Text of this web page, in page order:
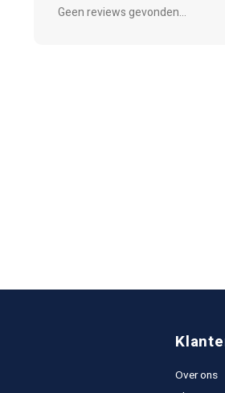
Geen reviews gevonden...
Over ons